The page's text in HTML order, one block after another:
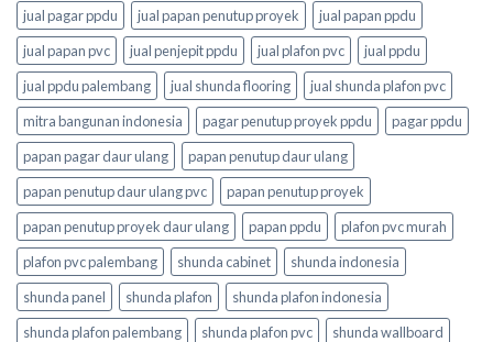
jual pagar ppdu jual papan penutup proyek
jual papan ppdu
jual papan pvc
jual penjepit ppdu jual plafon pvc
jual ppdu
jual ppdu palembang
jual shunda flooring
jual shunda plafon pvc
mitra bangunan indonesia
pagar penutup proyek ppdu
pagar ppdu
papan pagar daur ulang
papan penutup daur ulang
papan penutup daur ulang pvc
papan penutup proyek
papan penutup proyek daur ulang
papan ppdu
plafon pvc murah
plafon pvc palembang
shunda cabinet
shunda indonesia
shunda panel
shunda plafon
shunda plafon indonesia
shunda plafon palembang
shunda plafon pvc
shunda wallboard